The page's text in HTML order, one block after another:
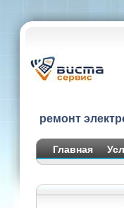
ремонт
Главная